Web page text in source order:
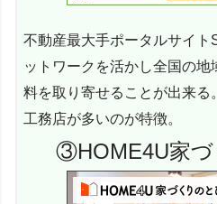
不動産最大手ポータルサイト
ットワークを活かし全国の
料を取り寄せることが出来る
工務店が多いのが特徴。
③HOME4U家